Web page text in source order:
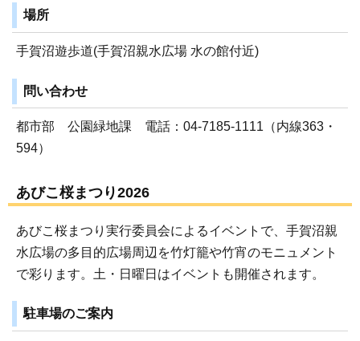
場所
手賀沼遊歩道(手賀沼親水広場 水の館付近)
問い合わせ
都市部 公園緑地課 電話：04-7185-1111（内線363・
594）
あびこ桜まつり2026
あびこ桜まつり実行委員会によるイベントで、手賀沼親
水広場の多目的広場周辺を竹灯籠や竹宵のモニュメント
で彩ります。土・日曜日はイベントも開催されます。
駐車場のご案内